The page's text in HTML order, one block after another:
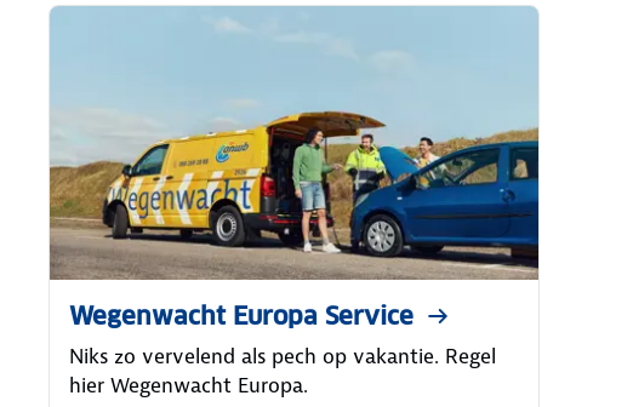
Wegenwacht Europa Service
Niks zo vervelend als pech op vakantie. Regel
hier Wegenwacht Europa.